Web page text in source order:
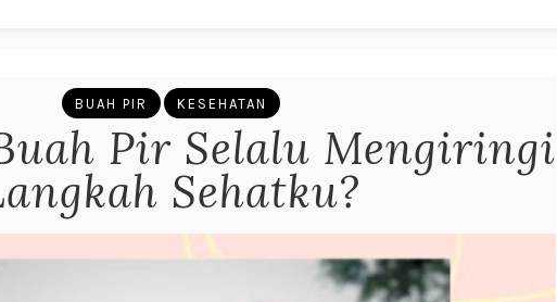
BUAH PIR KESEHATAN
Pir Selalu Mengiringi
Sehatku?